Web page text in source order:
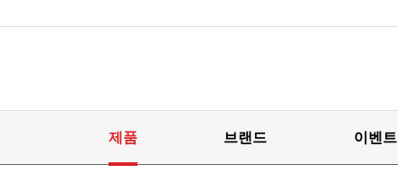
제품 브랜드 이벤트